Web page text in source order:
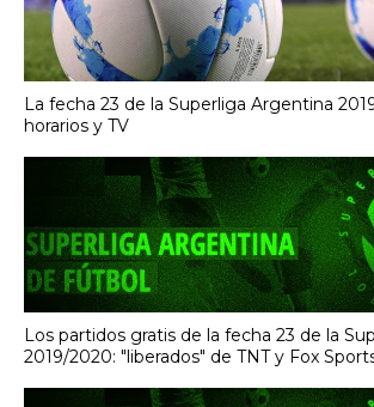
La fecha 23 de la Superliga Argentina
horarios y TV
Los partidos gratis de la fecha 23 de la
2019/2020: "liberados" de TNT y Fox